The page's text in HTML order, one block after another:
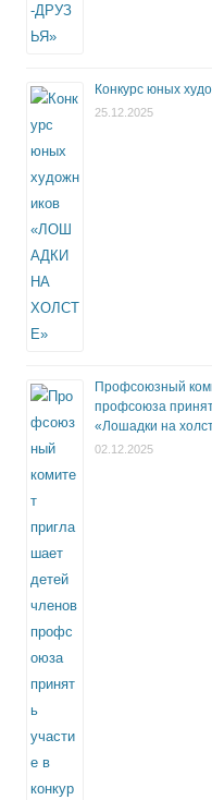
Конкурс юных
25.12.2025
Профсоюзный
профсоюза
«Лошадки на
02.12.2025